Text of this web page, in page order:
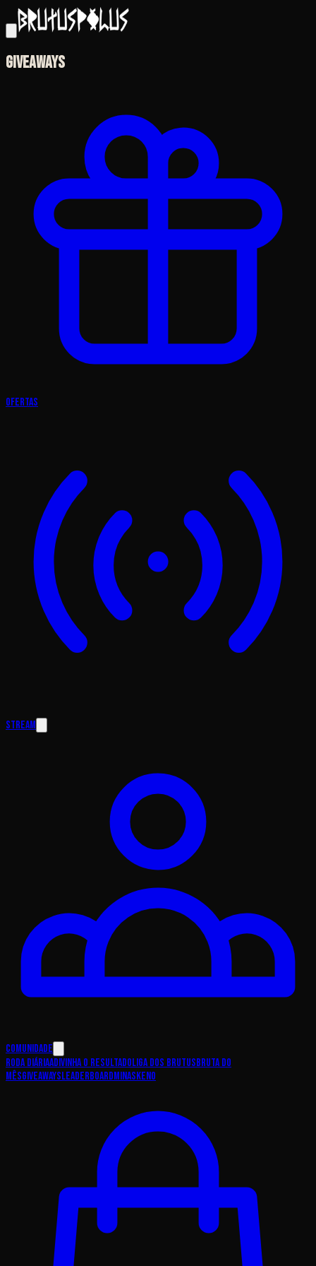
Giveaways
Ofertas
Stream
Comunidade
Roda DiáriaAdivinha o ResultadoLiga dos BrutusBruta do
MêsGiveawaysLeaderboardMinasKeno